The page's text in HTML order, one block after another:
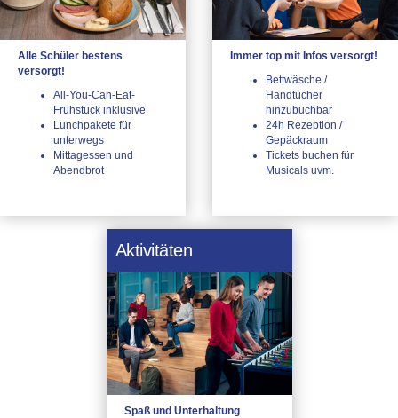
Alle Schüler bestens
versorgt!
All-You-Can-Eat-
Frühstück inklusive
Lunchpakete für
unterwegs
Mittagessen und
Abendbrot
Immer top mit Infos versorgt!
Bettwäsche /
Handtücher
hinzubuchbar
24h Rezeption /
Gepäckraum
Tickets buchen für
Musicals uvm.
Aktivitäten
Spaß und Unterhaltung